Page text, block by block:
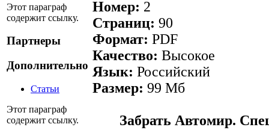
Этот параграф
содержит ссылку.
Партнеры
Дополнительно
Статьи
Этот параграф
содержит ссылку.
Номер: 2
Страниц: 90
Формат: PDF
Качество: Высокое
Язык: Российский
Размер: 99 Мб
Забрать Автомир.